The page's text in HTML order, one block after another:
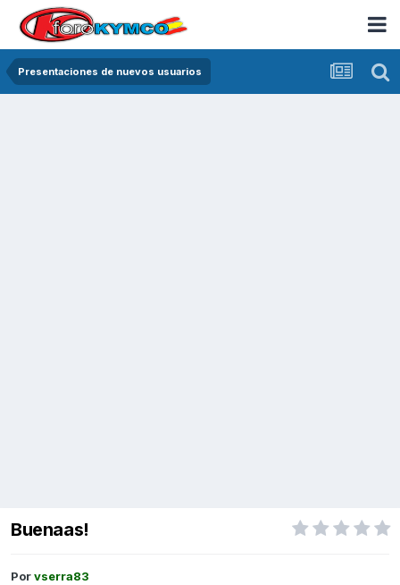
Presentaciones de nuevos usuarios
Buenaas!
Porvserra83